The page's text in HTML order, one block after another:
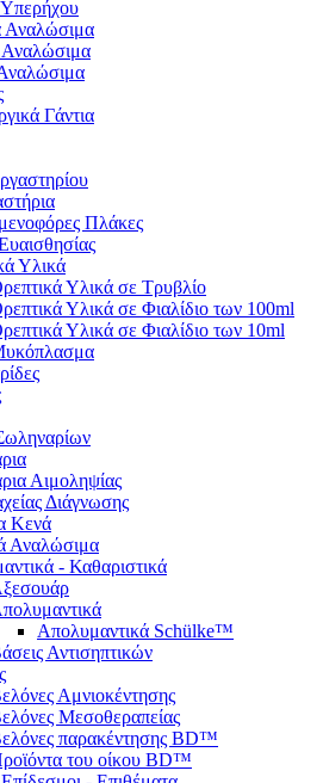
Αναλώσιμα
Αναλώσιμα
Γάντια
Πλάκες
Υλικά
Υλικά σε Τρυβλίο
Υλικά σε Φιαλίδιο των 100ml
Υλικά σε Φιαλίδιο των 10ml
Αιμοληψίας
Διάγνωσης
Κενά
Αναλώσιμα
- Καθαριστικά
Απολυμαντικά Schülke™
Αντισηπτικών
Αμνιοκέντησης
Μεσοθεραπείας
παρακέντησης BD™
του οίκου BD™